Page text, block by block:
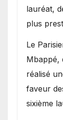
lauréat,
plus
Le
Mbappé,
réalisé
faveur
sixième